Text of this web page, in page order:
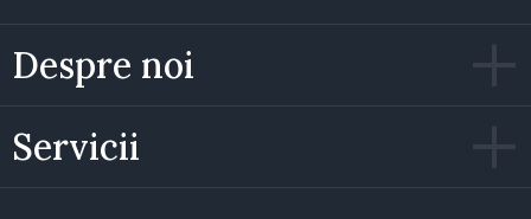
Despre noi
Servicii